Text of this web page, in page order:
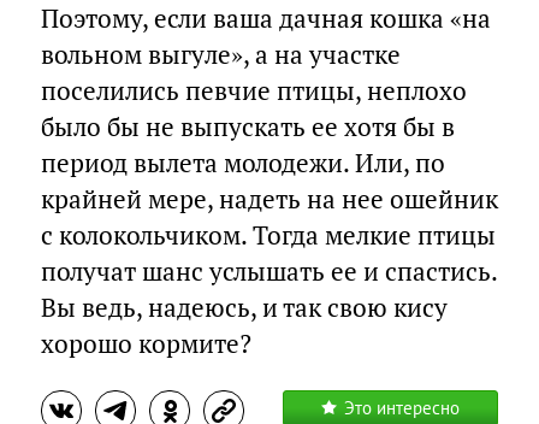
Поэтому, если ваша дачная кошка «на
вольном выгуле», а на участке
поселились певчие птицы, неплохо
было бы не выпускать ее хотя бы в
период вылета молодежи. Или, по
крайней мере, надеть на нее ошейник
с колокольчиком. Тогда мелкие птицы
получат шанс услышать ее и спастись.
Вы ведь, надеюсь, и так свою кису
хорошо кормите?
Это интересно